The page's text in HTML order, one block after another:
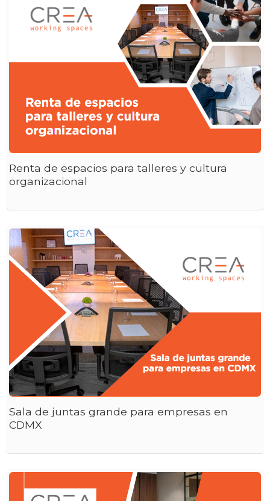
Renta de espacios para talleres y cultura
organizacional
Sala de juntas grande para empresas en
CDMX